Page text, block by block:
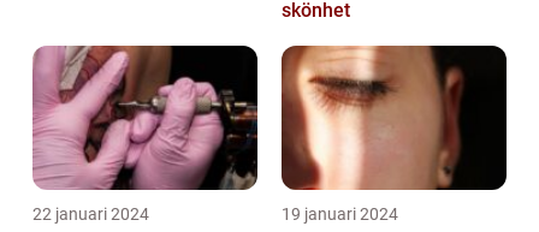
skönhet
22 januari 2024 19 januari 2024